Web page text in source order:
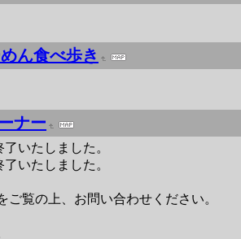
ん食べ歩き
ナー
いたしました。
いたしました。
覧の上、お問い合わせください。